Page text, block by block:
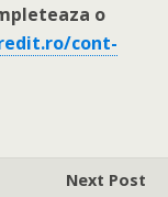
o
cont-
Next Post